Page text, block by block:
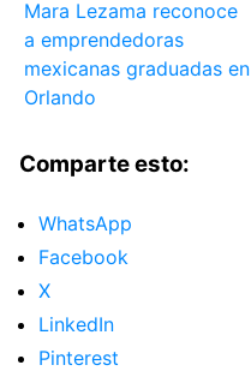
Mara Lezama reconoce
a emprendedoras
mexicanas graduadas en
Orlando
Comparte esto:
WhatsApp
Facebook
X
LinkedIn
Pinterest